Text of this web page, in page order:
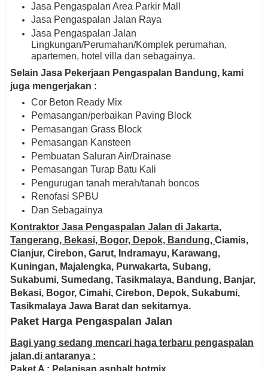
Jasa Pengaspalan Area Parkir Mall
Jasa Pengaspalan Jalan Raya
Jasa Pengaspalan Jalan
Lingkungan/Perumahan/Komplek perumahan,
apartemen, hotel villa dan sebagainya.
Selain Jasa Pekerjaan Pengaspalan Bandung, kami
juga mengerjakan :
Cor Beton Ready Mix
Pemasangan/perbaikan Paving Block
Pemasangan Grass Block
Pemasangan Kansteen
Pembuatan Saluran Air/Drainase
Pemasangan Turap Batu Kali
Pengurugan tanah merah/tanah boncos
Renofasi SPBU
Dan Sebagainya
Kontraktor Jasa Pengaspalan Jalan di Jakarta,
Tangerang, Bekasi, Bogor, Depok, Bandung, Ciamis,
Cianjur, Cirebon, Garut, Indramayu, Karawang,
Kuningan, Majalengka, Purwakarta, Subang,
Sukabumi, Sumedang, Tasikmalaya, Bandung, Banjar,
Bekasi, Bogor, Cimahi, Cirebon, Depok, Sukabumi,
Tasikmalaya Jawa Barat dan sekitarnya.
Paket Harga Pengaspalan Jalan
Bagi yang sedang mencari haga terbaru pengaspalan
jalan,di antaranya :